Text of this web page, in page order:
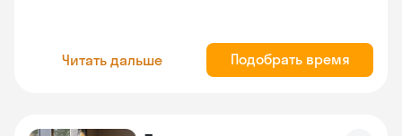
Читать дальше Подобрать время